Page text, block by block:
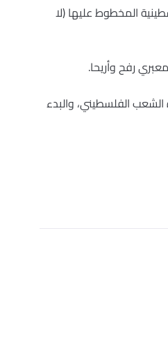
المخطوط عليها (لا
الشعب الفلسطيني، والبدء